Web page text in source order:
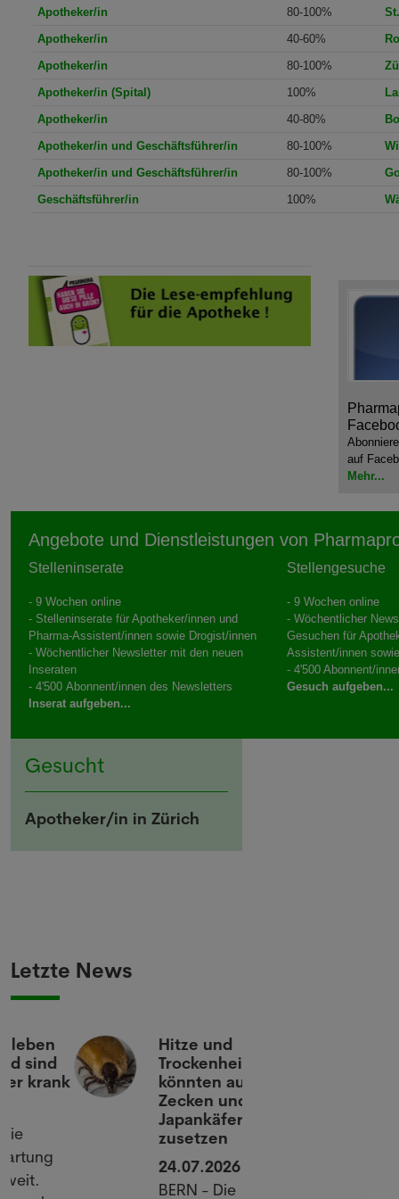
Apotheker/in
80-100%
Apotheker/in
40-60%
Apotheker/in
80-100%
Apotheker/in (Spital)
100%
Apotheker/in
40-80%
Apotheker/in und Geschäftsführer/in
80-100%
Apotheker/in und Geschäftsführer/in
80-100%
Geschäftsführer/in
100%
auf
Mehr...
Angebote und Dienstleistungen von
Stelleninserate
- 9 Wochen online
- Stelleninserate für Apotheker/innen und
Pharma-Assistent/innen sowie Drogist/innen
- Wöchentlicher Newsletter mit den neuen
Inseraten
- 4'500 Abonnent/innen des Newsletters
Inserat aufgeben...
Stellengesuche
- 9 Wochen online
- Wöchentlicher
Gesuchen für
Assistent/innen
- 4'500 Abonnent/
Gesuch aufgeben...
Gesucht
Apotheker/in in Zürich
Letzte News
Hitze und
Trockenheit
könnten auch
Zecken und
Japankäfern
zusetzen
24.07.2026
BERN - Die